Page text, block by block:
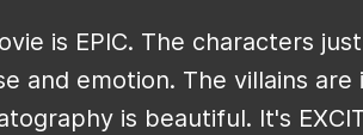
is EPIC. The characters
and emotion. The villains are
is beautiful. It's